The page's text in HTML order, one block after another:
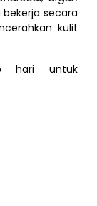
secara
kulit
hari untuk